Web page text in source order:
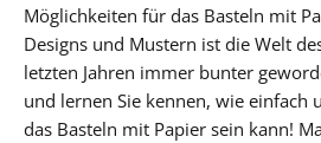
Möglichkeiten für das Basteln mit
Designs und Mustern ist die Welt
letzten Jahren immer bunter
und lernen Sie kennen, wie einfach
das Basteln mit Papier sein kann!